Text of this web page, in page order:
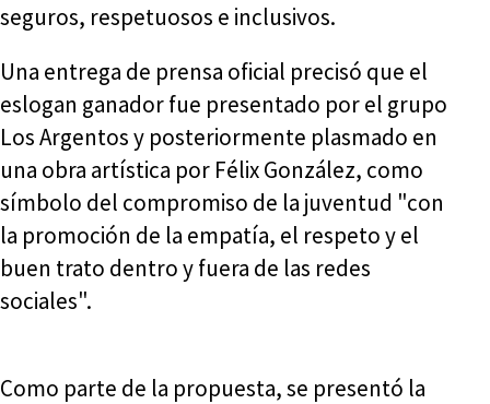
seguros, respetuosos e inclusivos.
Una entrega de prensa oficial precisó que el
eslogan ganador fue presentado por el grupo
Los Argentos y posteriormente plasmado en
una obra artística por Félix González, como
símbolo del compromiso de la juventud "con
la promoción de la empatía, el respeto y el
buen trato dentro y fuera de las redes
sociales".
Como parte de la propuesta, se presentó la